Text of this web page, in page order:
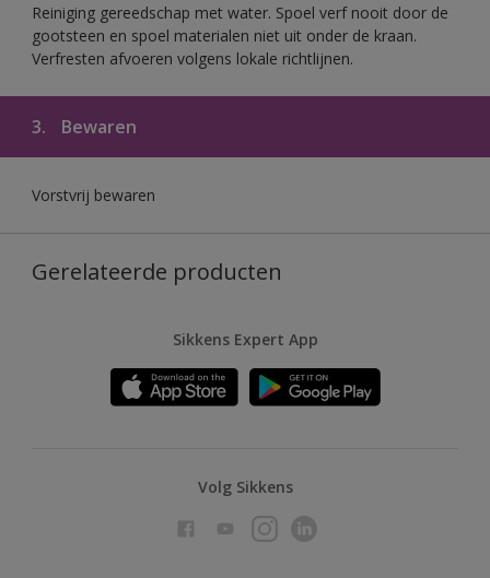
Reiniging gereedschap met water. Spoel verf nooit door de
gootsteen en spoel materialen niet uit onder de kraan.
Verfresten afvoeren volgens lokale richtlijnen.
3. Bewaren
Vorstvrij bewaren
Gerelateerde producten
Sikkens Expert App
Volg Sikkens